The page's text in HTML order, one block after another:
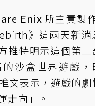
Enix 所主責製
》這兩天新消
推特明示這個第
沙盒世界遊戲
文表示，遊戲的劇
走向」。